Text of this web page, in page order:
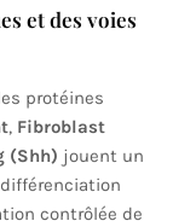
et des voies
protéines
, Fibroblast
(Shh) jouent un
contrôlée de